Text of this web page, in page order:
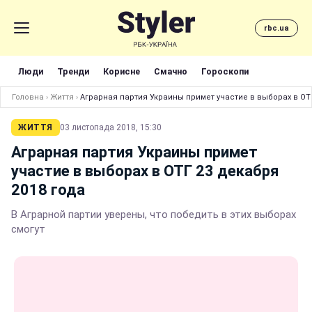
rbc.ua
Люди Тренди Корисне Смачно Гороскопи
Головна › Життя › Аграрная партия Украины примет участие в выборах в
ЖИТТЯ 03 листопада 2018, 15:30
Аграрная партия Украины примет
участие в выборах в ОТГ 23 декабря
2018 года
В Аграрной партии уверены, что победить в этих выборах
смогут